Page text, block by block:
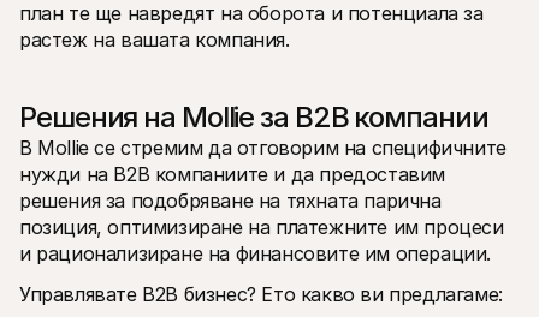
план те ще навредят на оборота и потенциала за
растеж на вашата компания.
Решения на Mollie за B2B компании
В Mollie се стремим да отговорим на специфичните
нужди на B2B компаниите и да предоставим
решения за подобряване на тяхната парична
позиция, оптимизиране на платежните им процеси
и рационализиране на финансовите им операции.
Управлявате B2B бизнес? Ето какво ви предлагаме: